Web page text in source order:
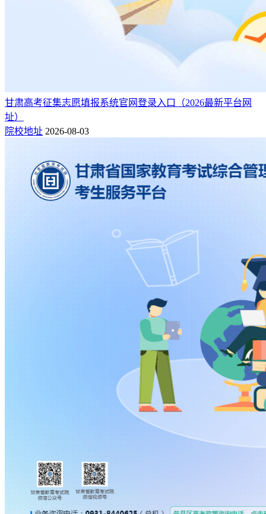
甘肃高考征集志愿填报系统官网登录入口（2026最新平台网
址）
院校地址 2026-08-03